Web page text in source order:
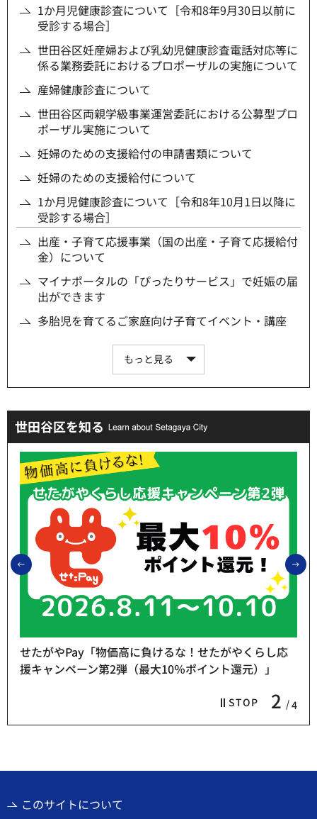
1か月児健康診査について［令和8年9月30日以前に
受診する場合］
世田谷区妊産婦および乳幼児健康診査電話対応等に
係る業務委託におけるプロポーザルの実施について
産婦健康診査について
世田谷区両親学級事業運営委託における公募型プロ
ポーザル実施について
妊婦のための支援給付の申請書類について
妊婦のための支援給付について
1か月児健康診査について［令和8年10月1日以降に
受診する場合］
出産・子育て応援事業（国の出産・子育て応援給付
金）について
マイナポータルの「ぴったりサービス」で妊娠の届
出ができます
多胎児を育てるご家庭向け子育てイベント・講座
もっと見る
世田谷区を知る
前のスライドを表示
STOP 2 4
せたがやPay「物価高に負けるな！せたがやくらし応
援キャンペーン第2弾（最大10％ポイント還元）」
このサイトについて